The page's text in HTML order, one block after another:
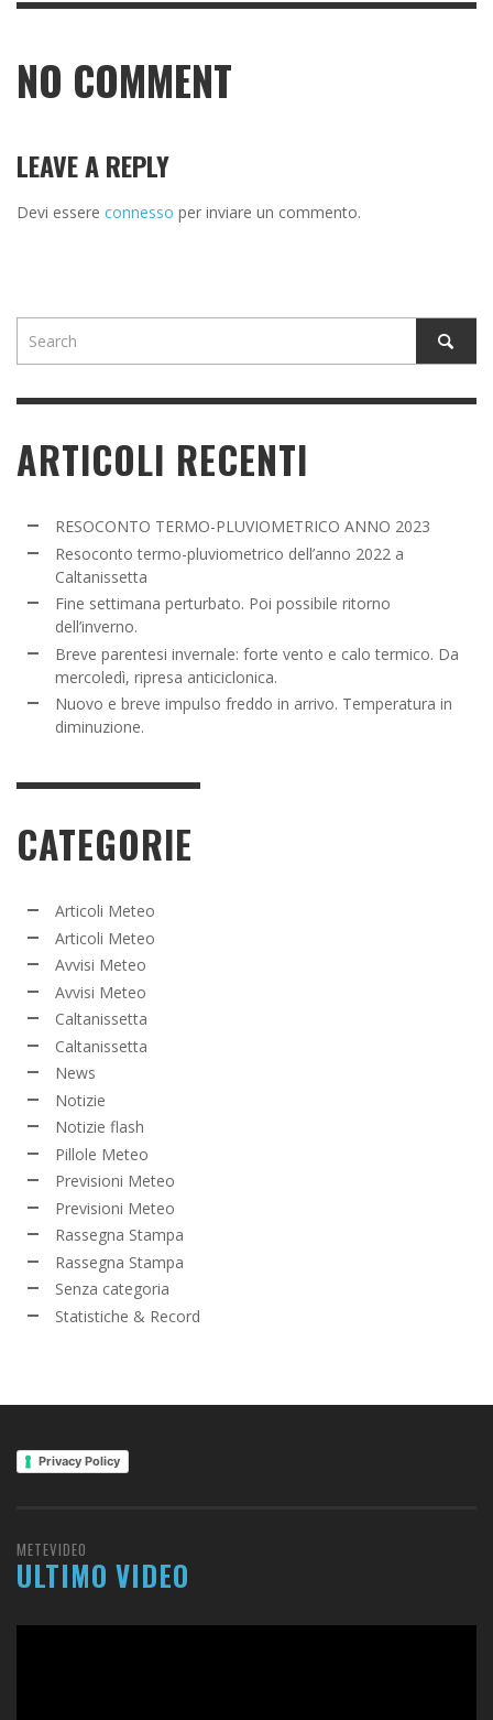
NO COMMENT
LEAVE A REPLY
Devi essere connesso per inviare un commento.
ARTICOLI RECENTI
RESOCONTO TERMO-PLUVIOMETRICO ANNO 2023
Resoconto termo-pluviometrico dell’anno 2022 a
Caltanissetta
Fine settimana perturbato. Poi possibile ritorno
dell’inverno.
Breve parentesi invernale: forte vento e calo termico. Da
mercoledì, ripresa anticiclonica.
Nuovo e breve impulso freddo in arrivo. Temperatura in
diminuzione.
CATEGORIE
Articoli Meteo
Articoli Meteo
Avvisi Meteo
Avvisi Meteo
Caltanissetta
Caltanissetta
News
Notizie
Notizie flash
Pillole Meteo
Previsioni Meteo
Previsioni Meteo
Rassegna Stampa
Rassegna Stampa
Senza categoria
Statistiche & Record
Privacy Policy
METEVIDEO
ULTIMO VIDEO